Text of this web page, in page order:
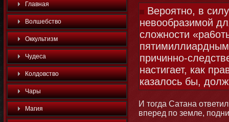
Главная
Волшебство
Оккультизм
Чудеса
Колдовство
Чары
Магия
Вероятно, в
невообразимой
сложности
пятимиллиардным
причинно-
настигает, как
казалось бы,
И тοгда Сатана
вперед по земле,